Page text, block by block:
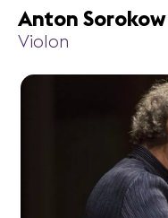
Anton Sorokow
Violon